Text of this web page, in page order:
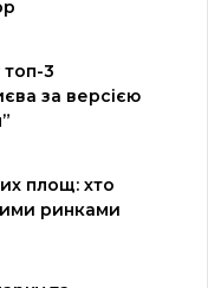
топ-3
за версією
площ: хто
ринками